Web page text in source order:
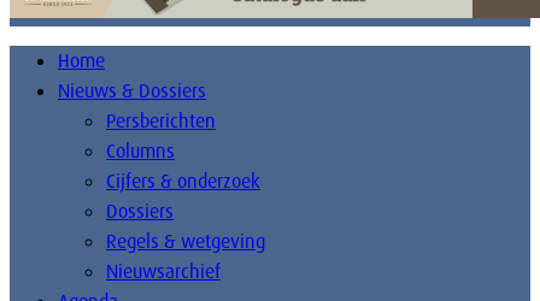
Home
Nieuws & Dossiers
Persberichten
Columns
Cijfers & onderzoek
Dossiers
Regels & wetgeving
Nieuwsarchief